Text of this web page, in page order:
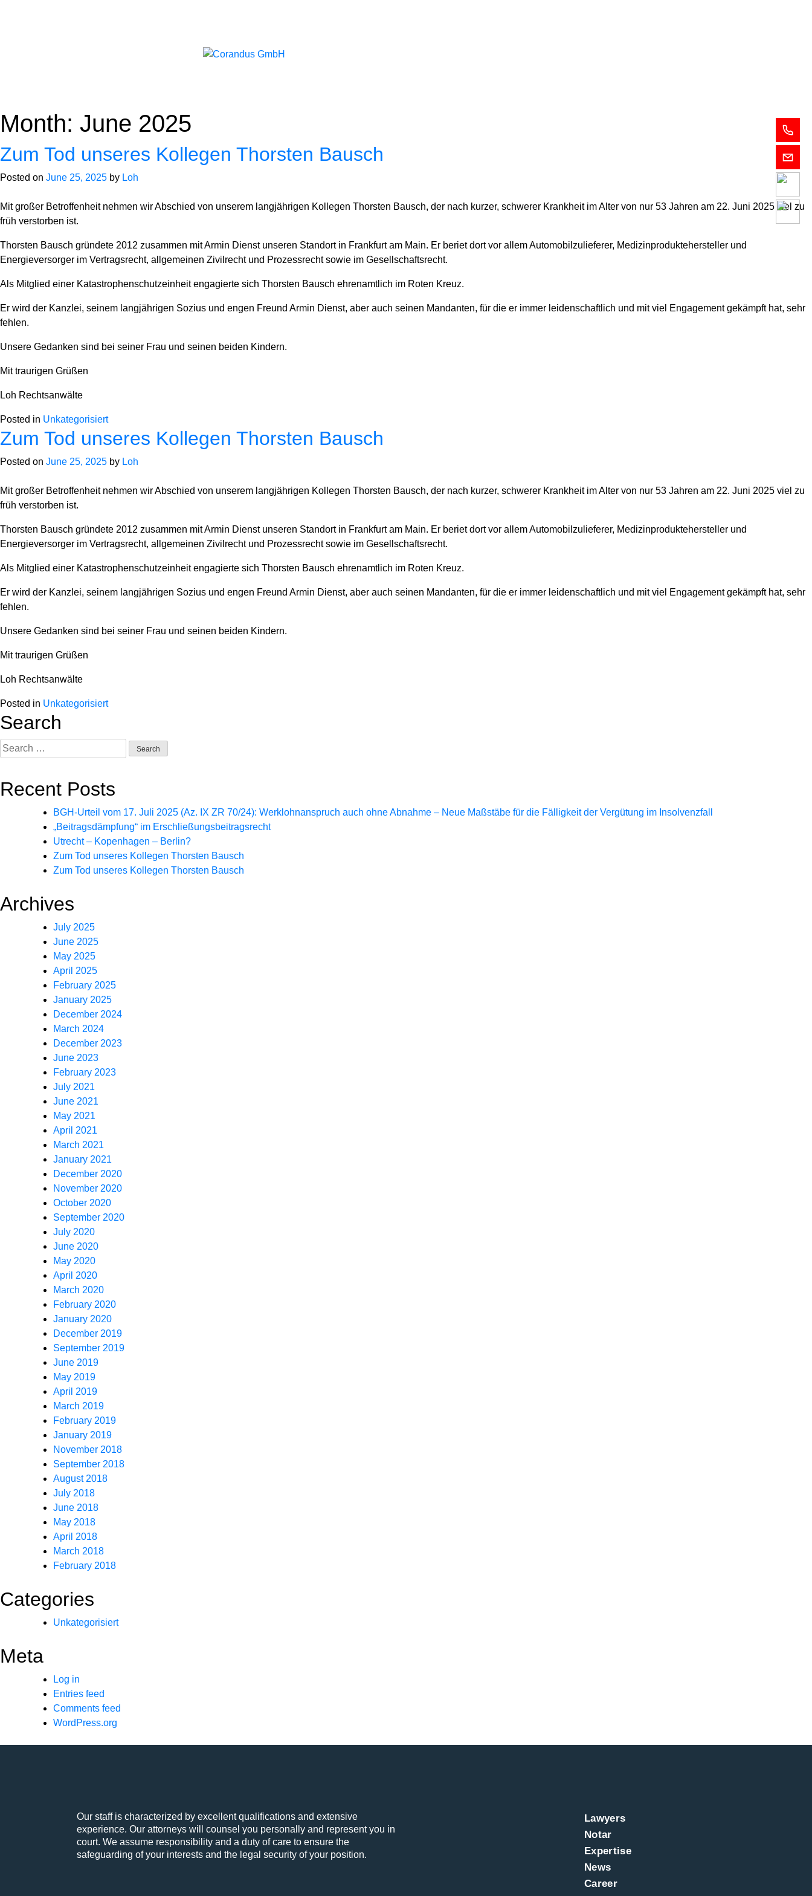
Expertise
Career
Month: June 2025
Zum Tod unseres Kollegen Thorsten Bausch
Posted on June 25, 2025 by Loh
Mit großer Betroffenheit nehmen wir Abschied von unserem langjährigen Kollegen Thorsten Bausch, der nach kurzer, schwerer Krankheit im Alter von nur 53 Jahren am 22. Juni 2025 viel zu
früh verstorben ist.
Thorsten Bausch gründete 2012 zusammen mit Armin Dienst unseren Standort in Frankfurt am Main. Er beriet dort vor allem Automobilzulieferer, Medizinproduktehersteller und
Energieversorger im Vertragsrecht, allgemeinen Zivilrecht und Prozessrecht sowie im Gesellschaftsrecht.
Als Mitglied einer Katastrophenschutzeinheit engagierte sich Thorsten Bausch ehrenamtlich im Roten Kreuz.
Er wird der Kanzlei, seinem langjährigen Sozius und engen Freund Armin Dienst, aber auch seinen Mandanten, für die er immer leidenschaftlich und mit viel Engagement gekämpft hat, sehr
fehlen.
Unsere Gedanken sind bei seiner Frau und seinen beiden Kindern.
Mit traurigen Grüßen
Loh Rechtsanwälte
Posted in Unkategorisiert
Zum Tod unseres Kollegen Thorsten Bausch
Posted on June 25, 2025 by Loh
Mit großer Betroffenheit nehmen wir Abschied von unserem langjährigen Kollegen Thorsten Bausch, der nach kurzer, schwerer Krankheit im Alter von nur 53 Jahren am 22. Juni 2025 viel zu
früh verstorben ist.
Thorsten Bausch gründete 2012 zusammen mit Armin Dienst unseren Standort in Frankfurt am Main. Er beriet dort vor allem Automobilzulieferer, Medizinproduktehersteller und
Energieversorger im Vertragsrecht, allgemeinen Zivilrecht und Prozessrecht sowie im Gesellschaftsrecht.
Als Mitglied einer Katastrophenschutzeinheit engagierte sich Thorsten Bausch ehrenamtlich im Roten Kreuz.
Er wird der Kanzlei, seinem langjährigen Sozius und engen Freund Armin Dienst, aber auch seinen Mandanten, für die er immer leidenschaftlich und mit viel Engagement gekämpft hat, sehr
fehlen.
Unsere Gedanken sind bei seiner Frau und seinen beiden Kindern.
Mit traurigen Grüßen
Loh Rechtsanwälte
Posted in Unkategorisiert
Search
Search
for:
Recent Posts
BGH-Urteil vom 17. Juli 2025 (Az. IX ZR 70/24): Werklohnanspruch auch ohne Abnahme – Neue Maßstäbe für die Fälligkeit der Vergütung im Insolvenzfall
„Beitragsdämpfung“ im Erschließungsbeitragsrecht
Utrecht – Kopenhagen – Berlin?
Zum Tod unseres Kollegen Thorsten Bausch
Zum Tod unseres Kollegen Thorsten Bausch
Archives
July 2025
June 2025
May 2025
April 2025
February 2025
January 2025
December 2024
March 2024
December 2023
June 2023
February 2023
July 2021
June 2021
May 2021
April 2021
March 2021
January 2021
December 2020
November 2020
October 2020
September 2020
July 2020
June 2020
May 2020
April 2020
March 2020
February 2020
January 2020
December 2019
September 2019
June 2019
May 2019
April 2019
March 2019
February 2019
January 2019
November 2018
September 2018
August 2018
July 2018
June 2018
May 2018
April 2018
March 2018
February 2018
Categories
Unkategorisiert
Meta
Log in
Entries feed
Comments feed
WordPress.org
Our staff is characterized by excellent qualifications and extensive
experience. Our attorneys will counsel you personally and represent you in
court. We assume responsibility and a duty of care to ensure the
safeguarding of your interests and the legal security of your position.
Lawyers
Notar
Expertise
News
Career